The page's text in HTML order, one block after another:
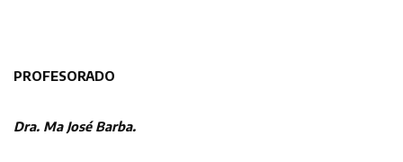
PROFESORADO
Dra. Ma José Barba.